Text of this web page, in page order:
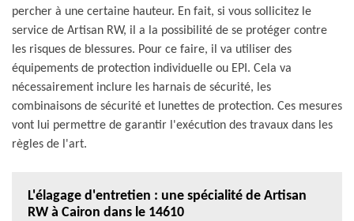
percher à une certaine hauteur. En fait, si vous sollicitez le
service de Artisan RW, il a la possibilité de se protéger contre
les risques de blessures. Pour ce faire, il va utiliser des
équipements de protection individuelle ou EPI. Cela va
nécessairement inclure les harnais de sécurité, les
combinaisons de sécurité et lunettes de protection. Ces mesures
vont lui permettre de garantir l'exécution des travaux dans les
règles de l'art.
L'élagage d'entretien : une spécialité de Artisan
RW à Cairon dans le 14610